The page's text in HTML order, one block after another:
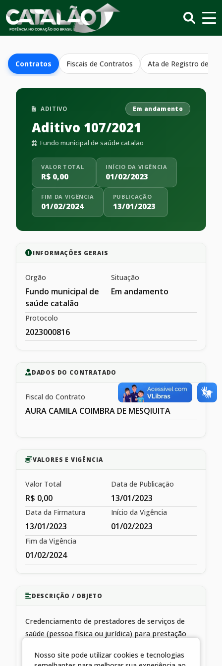
Contratos Fiscais de Contratos Ata de Registro de
ADITIVO Em andamento
Aditivo 107/2021
Fundo municipal de saúde catalão
VALOR TOTAL
R$ 0,00
INÍCIO DA VIGÊNCIA
01/02/2023
FIM DA VIGÊNCIA
01/02/2024
PUBLICAÇÃO
13/01/2023
INFORMAÇÕES GERAIS
Orgão
Fundo municipal de
saúde catalão
Situação
Em andamento
Protocolo
2023000816
DADOS DO CONTRATADO
Fiscal do Contrato
AURA CAMILA COIMBRA DE MESQIUITA
VALORES E VIGÊNCIA
Valor Total
R$ 0,00
Data de Publicação
13/01/2023
Data da Firmatura
13/01/2023
Início da Vigência
01/02/2023
Fim da Vigência
01/02/2024
DESCRIÇÃO / OBJETO
Credenciamento de prestadores de serviços de
saúde (pessoa física ou jurídica) para prestação
população
Nosso site pode utilizar cookies e tecnologias